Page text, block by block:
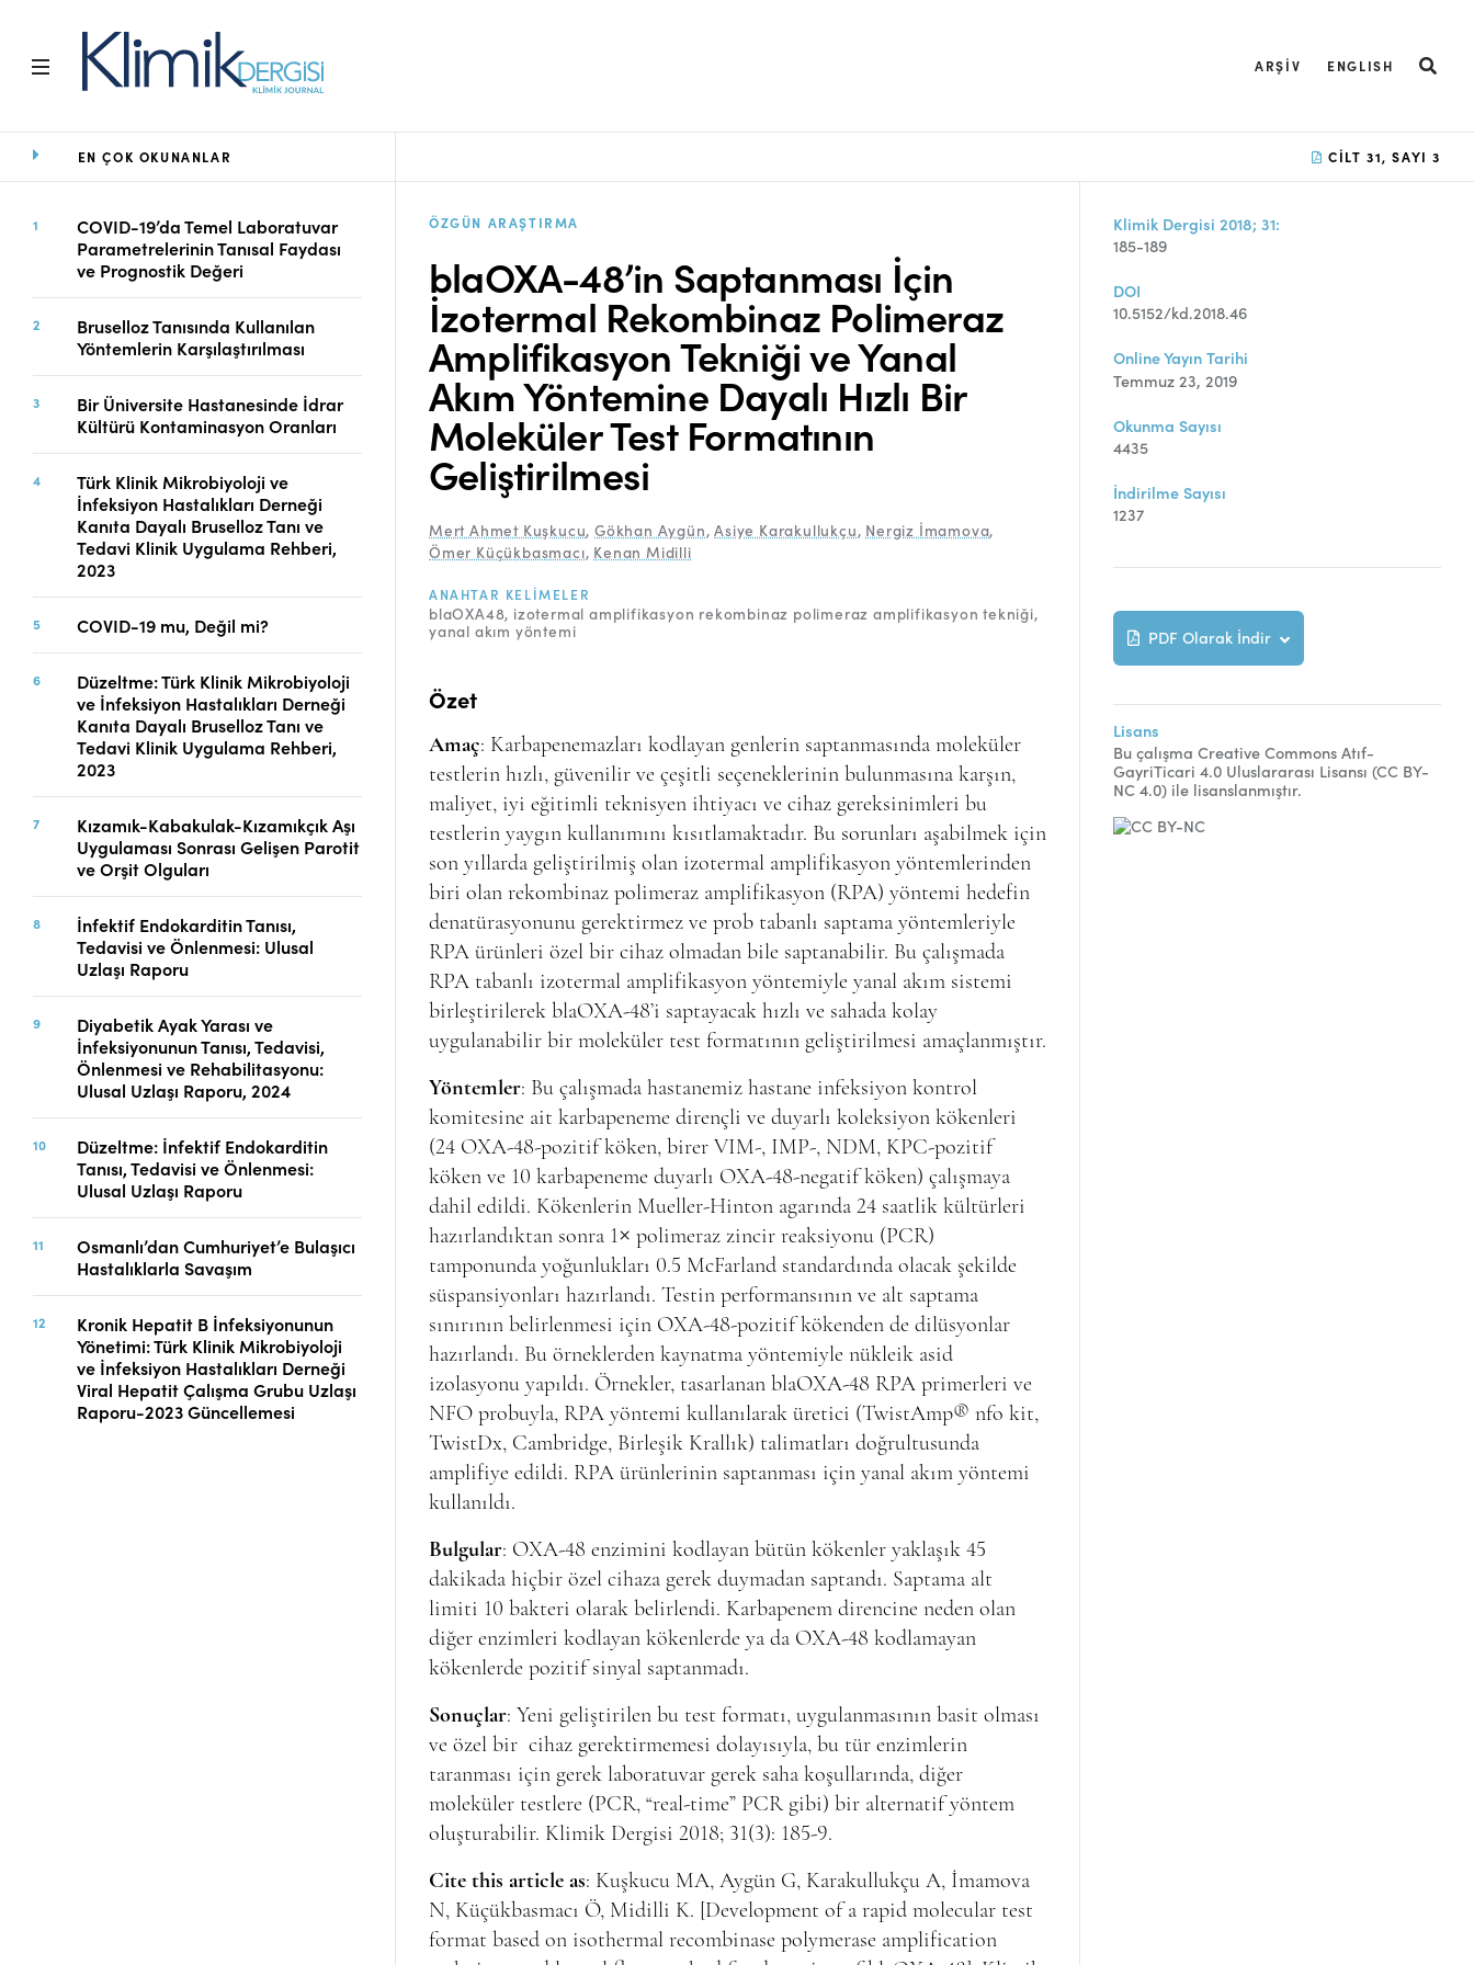
ARŞIV ENGLISH
Ana Sayfa
Amaç ve Kapsam
Açık Erişim İlkesi
Yayın Kurulu
Editoryal Süreç
Danışmanlık Süreci
Yazarlara Bilgi
Online Makale
Gönderimi
Dizinler
Telif Hakları
İletişim
FACEBOOK TWITTER
EN ÇOK OKUNANLAR
COVID-19’da Temel Laboratuvar
Parametrelerinin Tanısal Faydası
ve Prognostik Değeri
Bruselloz Tanısında Kullanılan
Yöntemlerin Karşılaştırılması
Bir Üniversite Hastanesinde İdrar
Kültürü Kontaminasyon Oranları
Türk Klinik Mikrobiyoloji ve
İnfeksiyon Hastalıkları Derneği
Kanıta Dayalı Bruselloz Tanı ve
Tedavi Klinik Uygulama Rehberi,
2023
COVID-19 mu, Değil mi?
Düzeltme: Türk Klinik Mikrobiyoloji
ve İnfeksiyon Hastalıkları Derneği
Kanıta Dayalı Bruselloz Tanı ve
Tedavi Klinik Uygulama Rehberi,
2023
Kızamık-Kabakulak-Kızamıkçık Aşı
Uygulaması Sonrası Gelişen Parotit
ve Orşit Olguları
İnfektif Endokarditin Tanısı,
Tedavisi ve Önlenmesi: Ulusal
Uzlaşı Raporu
Diyabetik Ayak Yarası ve
İnfeksiyonunun Tanısı, Tedavisi,
Önlenmesi ve Rehabilitasyonu:
Ulusal Uzlaşı Raporu, 2024
Düzeltme: İnfektif Endokarditin
Tanısı, Tedavisi ve Önlenmesi:
Ulusal Uzlaşı Raporu
Osmanlı’dan Cumhuriyet’e Bulaşıcı
Hastalıklarla Savaşım
Kronik Hepatit B İnfeksiyonunun
Yönetimi: Türk Klinik Mikrobiyoloji
ve İnfeksiyon Hastalıkları Derneği
Viral Hepatit Çalışma Grubu Uzlaşı
Raporu-2023 Güncellemesi
CILT 31, SAYI 3
ÖZGÜN ARAŞTIRMA
blaOXA-48’in Saptanması İçin
İzotermal Rekombinaz Polimeraz
Amplifikasyon Tekniği ve Yanal
Akım Yöntemine Dayalı Hızlı Bir
Moleküler Test Formatının
Geliştirilmesi
Mert Ahmet Kuşkucu,Gökhan Aygün,Asiye Karakullukçu, Nergiz İmamova,
Ömer Küçükbasmacı, Kenan Midilli
ANAHTAR KELIMELER
blaOXA48 izotermal amplifikasyon rekombinaz polimeraz amplifikasyon tekniği
yanal akım yöntemi
Özet
Amaç: Karbapenemazları kodlayan genlerin saptanmasında moleküler
testlerin hızlı, güvenilir ve çeşitli seçeneklerinin bulunmasına karşın,
maliyet, iyi eğitimli teknisyen ihtiyacı ve cihaz gereksinimleri bu
testlerin yaygın kullanımını kısıtlamaktadır. Bu sorunları aşabilmek için
son yıllarda geliştirilmiş olan izotermal amplifikasyon yöntemlerinden
biri olan rekombinaz polimeraz amplifikasyon (RPA) yöntemi hedefin
denatürasyonunu gerektirmez ve prob tabanlı saptama yöntemleriyle
RPA ürünleri özel bir cihaz olmadan bile saptanabilir. Bu çalışmada
RPA tabanlı izotermal amplifikasyon yöntemiyle yanal akım sistemi
birleştirilerek blaOXA-48’i saptayacak hızlı ve sahada kolay
uygulanabilir bir moleküler test formatının geliştirilmesi amaçlanmıştır.
Yöntemler: Bu çalışmada hastanemiz hastane infeksiyon kontrol
komitesine ait karbapeneme dirençli ve duyarlı koleksiyon kökenleri
(24 OXA-48-pozitif köken, birer VIM-, IMP-, NDM, KPC-pozitif
köken ve 10 karbapeneme duyarlı OXA-48-negatif köken) çalışmaya
dahil edildi. Kökenlerin Mueller-Hinton agarında 24 saatlik kültürleri
hazırlandıktan sonra 1× polimeraz zincir reaksiyonu (PCR)
tamponunda yoğunlukları 0.5 McFarland standardında olacak şekilde
süspansiyonları hazırlandı. Testin performansının ve alt saptama
sınırının belirlenmesi için OXA-48-pozitif kökenden de dilüsyonlar
hazırlandı. Bu örneklerden kaynatma yöntemiyle nükleik asid
izolasyonu yapıldı. Örnekler, tasarlanan blaOXA-48 RPA primerleri ve
NFO probuyla, RPA yöntemi kullanılarak üretici (TwistAmp® nfo kit,
TwistDx, Cambridge, Birleşik Krallık) talimatları doğrultusunda
amplifiye edildi. RPA ürünlerinin saptanması için yanal akım yöntemi
kullanıldı.
Bulgular: OXA-48 enzimini kodlayan bütün kökenler yaklaşık 45
dakikada hiçbir özel cihaza gerek duymadan saptandı. Saptama alt
limiti 10 bakteri olarak belirlendi. Karbapenem direncine neden olan
diğer enzimleri kodlayan kökenlerde ya da OXA-48 kodlamayan
kökenlerde pozitif sinyal saptanmadı.
Sonuçlar: Yeni geliştirilen bu test formatı, uygulanmasının basit olması
ve özel bir cihaz gerektirmemesi dolayısıyla, bu tür enzimlerin
taranması için gerek laboratuvar gerek saha koşullarında, diğer
moleküler testlere (PCR, “real-time” PCR gibi) bir alternatif yöntem
oluşturabilir. Klimik Dergisi 2018; 31(3): 185-9.
Cite this article as: Kuşkucu MA, Aygün G, Karakullukçu A, İmamova
N, Küçükbasmacı Ö, Midilli K. [Development of a rapid molecular test
format based on isothermal recombinase polymerase amplification
Klimik Dergisi 2018; 31:
185-189
DOI
10.5152/kd.2018.46
Online Yayın Tarihi
Temmuz 23, 2019
Okunma Sayısı
4435
İndirilme Sayısı
1237
PDF Olarak İndir
Lisans
Bu çalışma Creative Commons Atıf-
GayriTicari 4.0 Uluslararası Lisansı (CC BY-
NC 4.0) ile lisanslanmıştır.